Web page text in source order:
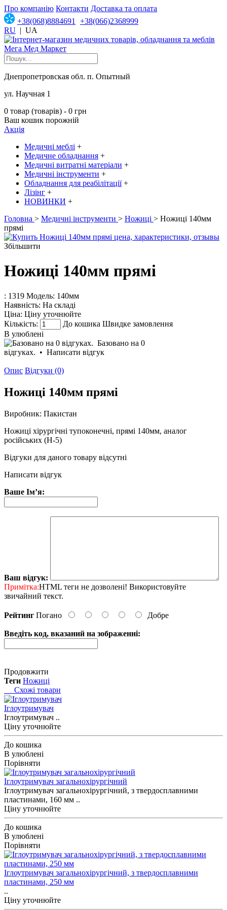
Про компанію Контакти Доставка та оплата
+38(068)8884691
+38(066)2368999
RU | UA
Днепропетровская обл. п. Опытный
ул. Научная 1
0 товар (товарів) - 0 грн
Ваш кошик порожній
Акція
Медичні меблі +
Медичне обладнання +
Медичні витратні матеріали +
Медичні інструменти +
Обладнання для реабілітації +
Лізінг +
НОВИНКИ +
Головна > Медичні інструменти > Ножиці > Ножиці 140мм
прямі
Збільшити
Ножиці 140мм прямі
: 1319 Модель: 140мм
Наявність: На складі
Ціна: Ціну уточнюйте
Кількість:
До кошика Швидке замовлення
В улюблені
Базовано на 0
відгуках. • Написати відгук
Опис Відгуки (0)
Ножиці 140мм прямі
Виробник: Пакистан
Ножиці хірургічні тупоконечні, прямі 140мм, аналог
російських (Н-5)
Відгуки для даного товару відсутні
Написати відгук
Ваше Ім’я:
Ваш відгук:
Примітка:HTML теги не дозволені! Використовуйте
звичайний текст.
Рейтинг Погано Добре
Введіть код, вказаний на зображенні:
Продовжити
Теги Ножиці
Схожі товари
Іглоутримувач
Іглоутримувач ..
Ціну уточнюйте
До кошика
В улюблені
Порівняти
Іглоутримувач загальнохірургічний
Іглоутримувач загальнохірургічний, з твердосплавними
пластинами, 160 мм ..
Ціну уточнюйте
До кошика
В улюблені
Порівняти
Іглоутримувач загальнохірургічний, з твердосплавними
пластинами, 250 мм
..
Ціну уточнюйте